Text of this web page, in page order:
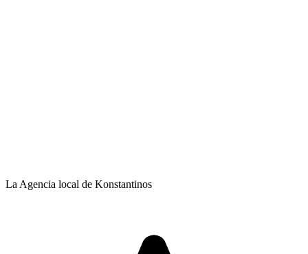
La Agencia local de Konstantinos